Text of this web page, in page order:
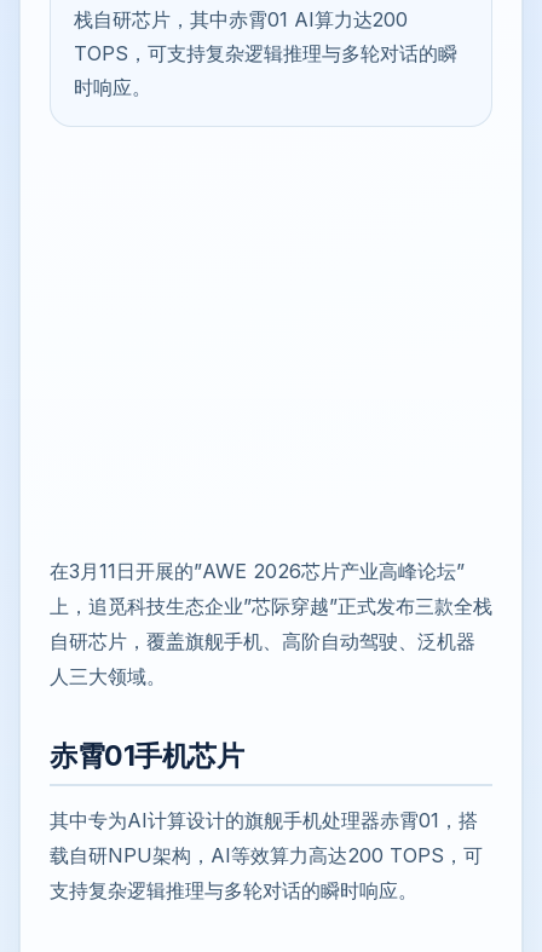
栈自研芯片，其中赤霄01 AI算力达200
TOPS，可支持复杂逻辑推理与多轮对话的瞬
时响应。
在3月11日开展的”AWE 2026芯片产业高峰论坛”
上，追觅科技生态企业”芯际穿越”正式发布三款全栈
自研芯片，覆盖旗舰手机、高阶自动驾驶、泛机器
人三大领域。
赤霄01手机芯片
其中专为AI计算设计的旗舰手机处理器赤霄01，搭
载自研NPU架构，AI等效算力高达200 TOPS，可
支持复杂逻辑推理与多轮对话的瞬时响应。